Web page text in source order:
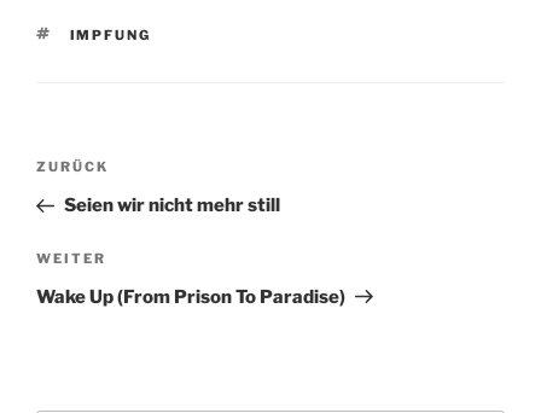
SCHLAGWÖRTER
IMPFUNG
Beitragsnavigation
Vorheriger
Beitrag
ZURÜCK
Seien wir nicht mehr still
Nächster
Beitrag
WEITER
Wake Up (From Prison To Paradise)